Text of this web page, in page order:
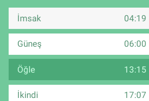
İmsak 04:19
Güneş 06:00
Öğle 13:15
İkindi 17:07